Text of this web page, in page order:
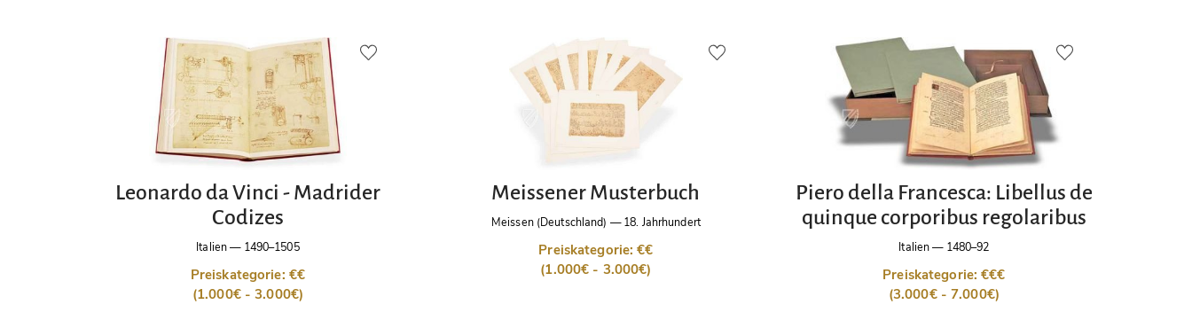
Leonardo da Vinci - Madrider
Codizes
Italien— 1490–1505
Preiskategorie: €€
(1.000€ - 3.000€)
Meissener Musterbuch
Meissen (Deutschland) —18. Jahrhundert
Preiskategorie: €€
(1.000€ - 3.000€)
Piero della Francesca: Libellus de
quinque corporibus regolaribus
Italien— 1480–92
Preiskategorie: €€€
(3.000€ - 7.000€)